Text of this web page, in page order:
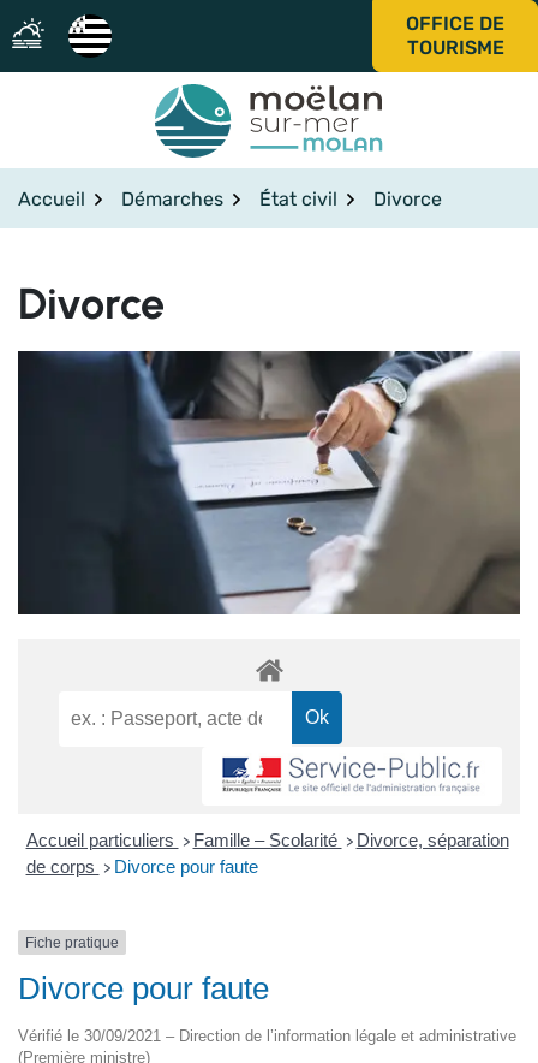
Aller
au
contenu
OFFICE DE
TOURISME
Accueil Démarches État civil Divorce
Divorce
Accueil particuliers > Famille – Scolarité > Divorce, séparation
de corps > Divorce pour faute
Fiche pratique
Divorce pour faute
Vérifié le 30/09/2021 – Direction de l’information légale et administrative
(Première ministre)